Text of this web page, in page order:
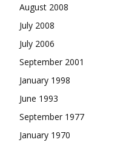
August 2008
July 2008
July 2006
September 2001
January 1998
June 1993
September 1977
January 1970